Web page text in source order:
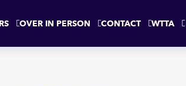
OVER IN PERSON CONTACT WTTA